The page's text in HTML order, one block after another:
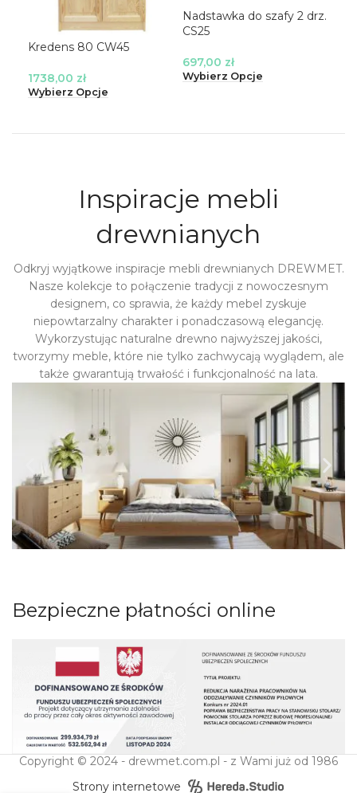
Kredens 80 CW45
1738,00 zł
Wybierz Opcje
Nadstawka do szafy 2 drz.
CS25
697,00 zł
Wybierz Opcje
Inspiracje mebli
drewnianych
Odkryj wyjątkowe inspiracje mebli drewnianych DREWMET.
Nasze kolekcje to połączenie tradycji z nowoczesnym
designem, co sprawia, że każdy mebel zyskuje
niepowtarzalny charakter i ponadczasową elegancję.
Wykorzystując naturalne drewno najwyższej jakości,
tworzymy meble, które nie tylko zachwycają wyglądem, ale
także gwarantują trwałość i funkcjonalność na lata.
Bezpieczne płatności online
Copyright © 2024 - drewmet.com.pl - z Wami już od 1986
Strony internetowe